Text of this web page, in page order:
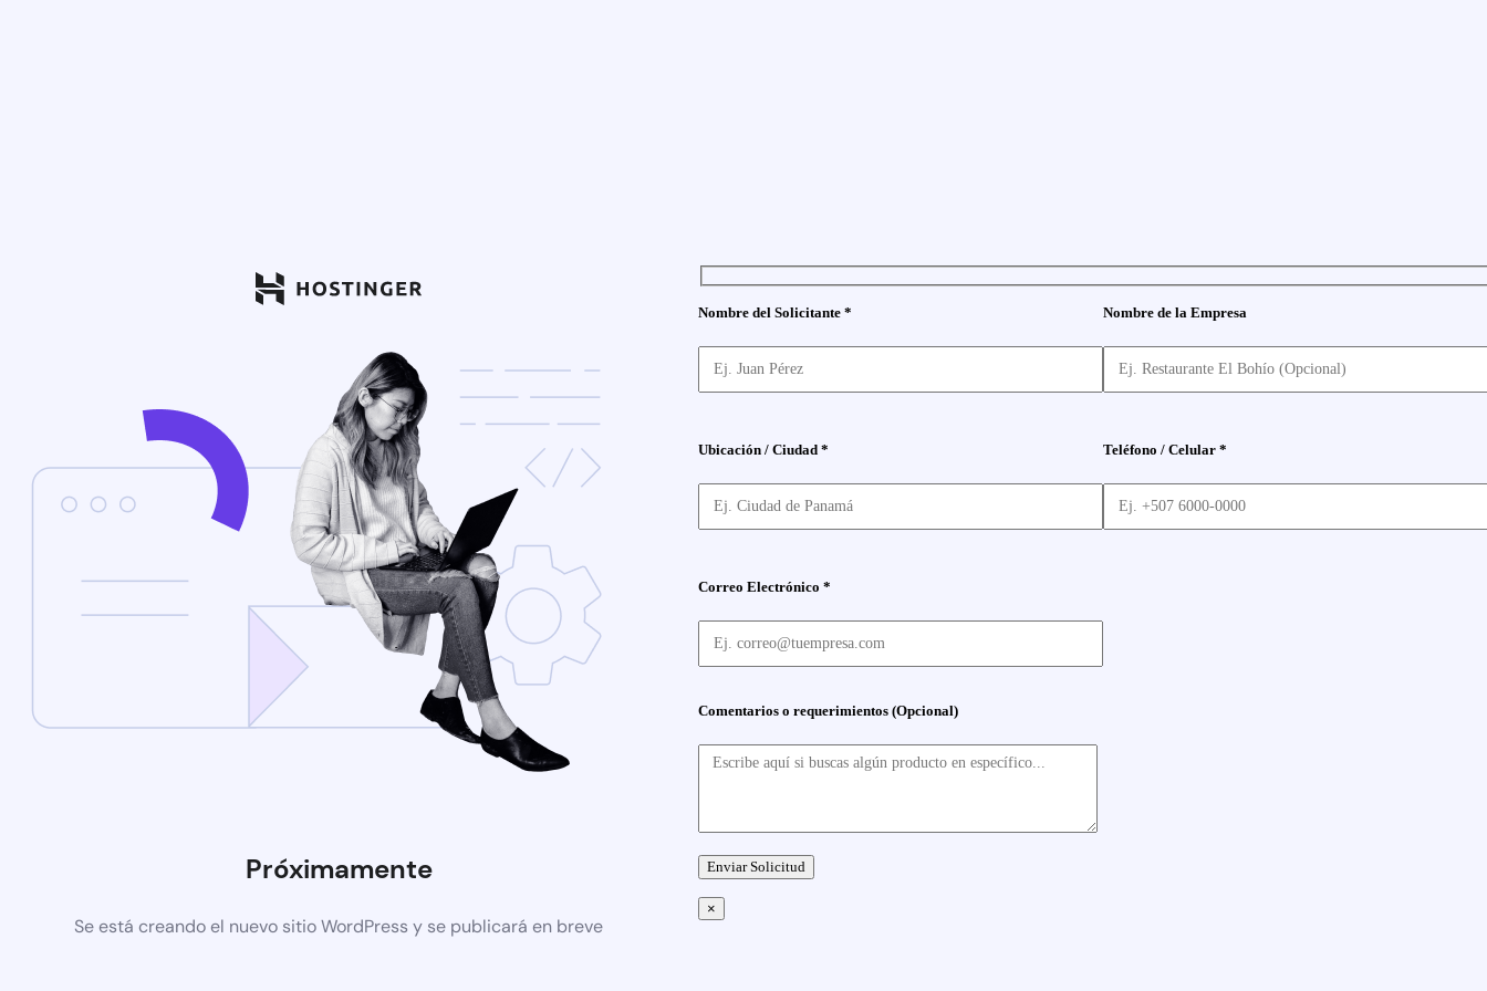
Próximamente
Se está creando el nuevo sitio WordPress y se publicará en breve
Nombre del Solicitante * Nombre de la Empresa
Ubicación / Ciudad * Teléfono / Celular *
Correo Electrónico *
Comentarios o requerimientos (Opcional)
×